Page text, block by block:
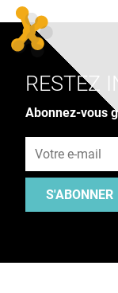
RESTEZ
Abonnez-vous
S'ABONNER